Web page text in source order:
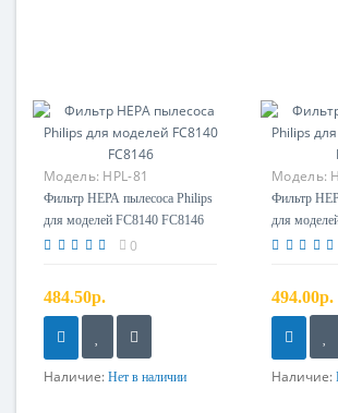
Модель: HPL-81
Фильтр НЕРА пылесоса Philips
для моделей FC8140 FC8146
0
484.50р.
Наличие: Нет в наличии
Модель:
Фильтр
для
494.00р.
Наличие: